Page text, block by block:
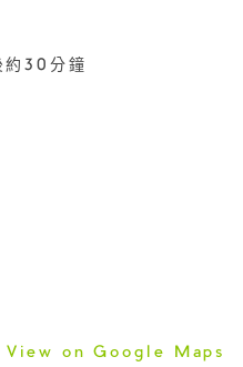
約30分鐘
View on Google Maps